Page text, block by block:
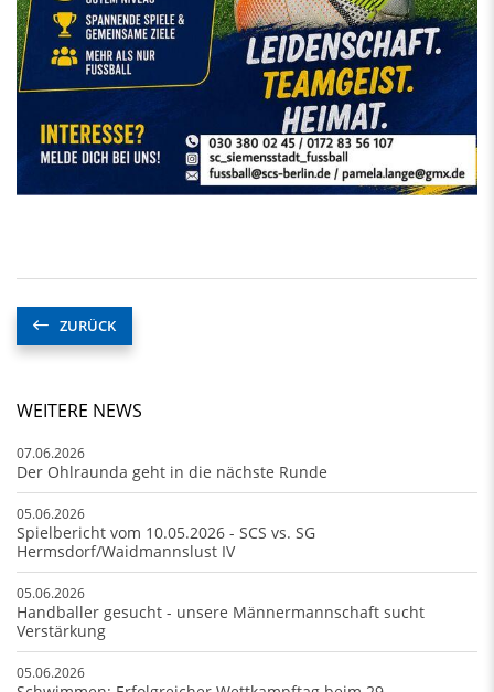
ZURÜCK
WEITERE NEWS
07.06.2026
Der Ohlraunda geht in die nächste Runde
05.06.2026
Spielbericht vom 10.05.2026 - SCS vs. SG
Hermsdorf/Waidmannslust IV
05.06.2026
Handballer gesucht - unsere Männermannschaft sucht
Verstärkung
05.06.2026